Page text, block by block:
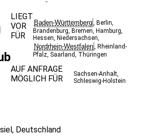
hauptberuflichen Tätigkeit
Beschäftigte, die die Inhalte der
der Ausübung ihrer
nebenberuflichen Tätigkeit
Interessierte gilt diese
LIEGT
VOR
FÜR
Baden-Württemberg, Berlin,
Brandenburg, Bremen, Hamburg,
Hessen, Niedersachsen,
Nordrhein-Westfalen, Rheinland-
Pfalz, Saarland, Thüringen
AUF ANFRAGE
MÖGLICH FÜR
Sachsen-Anhalt,
Schleswig-Holstein
Deutschland